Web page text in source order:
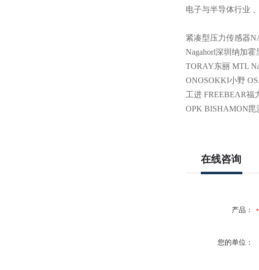
电子与半导体行业
紧凑型压力传感器
Nagahorl深圳纳加霍
TORAY东丽 MTL
ONOSOKKI小野
工进 FREEBEAR福
OPK BISHAMON
在线咨询
产品：
您的单位：